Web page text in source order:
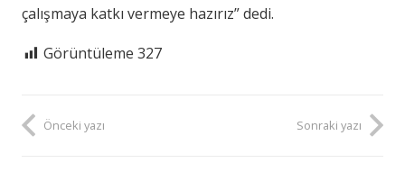
çalışmaya katkı vermeye hazırız” dedi.
Görüntüleme 327
Önceki yazı Sonraki yazı